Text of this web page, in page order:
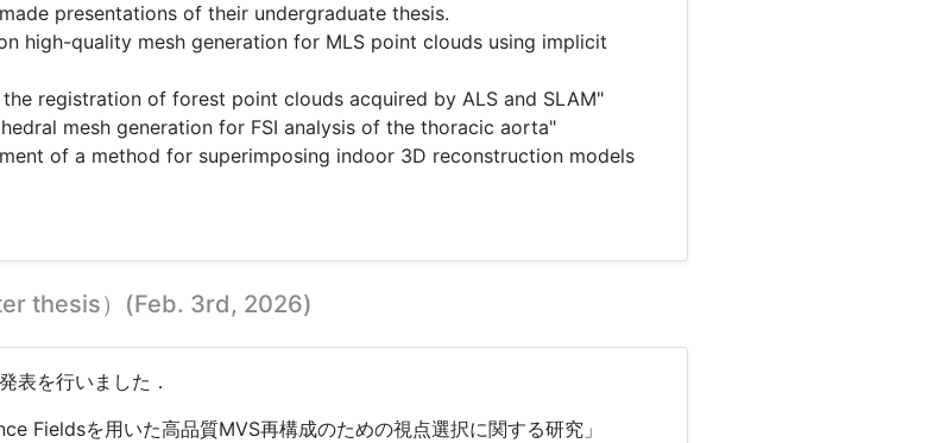
presentations of their undergraduate thesis.
high-quality mesh generation for MLS point clouds using implicit
registration of forest point clouds acquired by ALS and SLAM"
mesh generation for FSI analysis of the thoracic aorta"
of a method for superimposing indoor 3D reconstruction models
thesis）(Feb. 3rd, 2026)
表を行いました．
Fieldsを用いた高品質MVS再構成のための視点選択に関する研究」